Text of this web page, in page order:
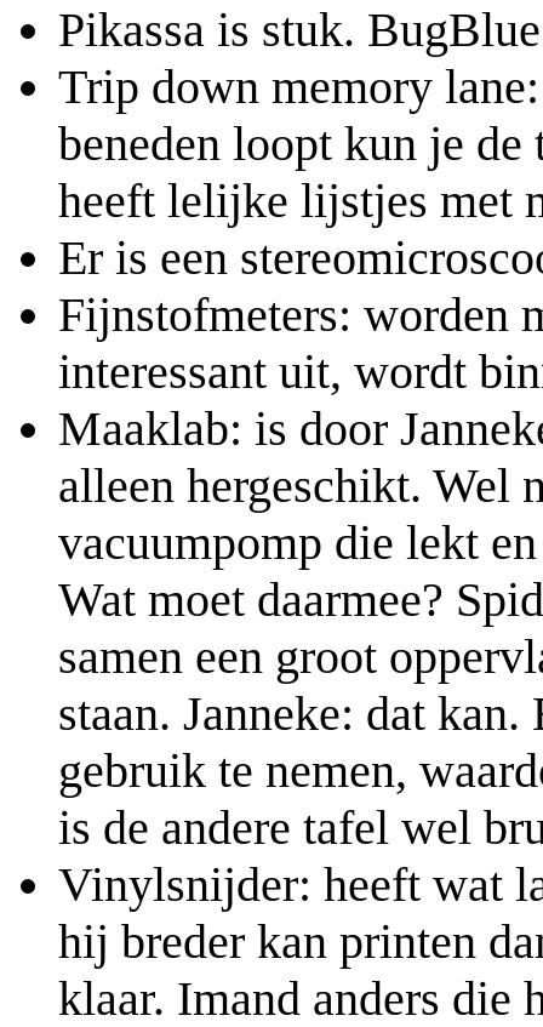
Pikassa is stuk.
Trip down memory
beneden loopt kun je
heeft lelijke lijstjes met
Er is een
Fijnstofmeters: worden
interessant uit, wordt
Maaklab: is door
alleen hergeschikt. Wel
vacuumpomp die lekt
Wat moet daarmee?
samen een groot
staan. Janneke: dat
gebruik te nemen,
is de andere tafel wel
Vinylsnijder: heeft wat
hij breder kan printen
klaar. Imand anders die